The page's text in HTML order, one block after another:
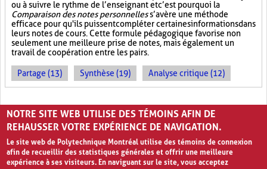
ou à suivre le rythme de l’enseignant et c’est pourquoi la
Comparaison des notes personnelless’avère une méthode
efficace pour qu'ils puissent compléter certaines informations dans
leurs notes de cours. Cette formule pédagogique favorise non
seulement une meilleure prise de notes, mais également un
travail de coopération entre les pairs.
Partage (13) Synthèse (19) Analyse critique (12)
PAGES
1 2 › »
NOTRE SITE WEB UTILISE DES TÉMOINS AFIN DE
REHAUSSER VOTRE EXPÉRIENCE DE NAVIGATION.
Le site web de Polytechnique Montréal utilise des témoins de connexion
afin de recueillir des statistiques générales et offrir une meilleure
expérience à ses visiteurs. En naviguant sur le site, vous acceptez